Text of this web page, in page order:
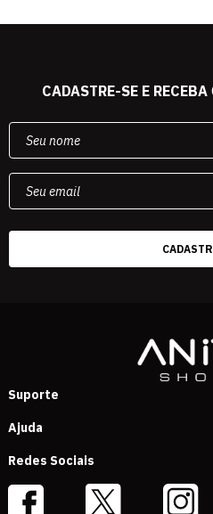
CADASTRE-SE E RECEBA
Suporte
Ajuda
Redes Sociais